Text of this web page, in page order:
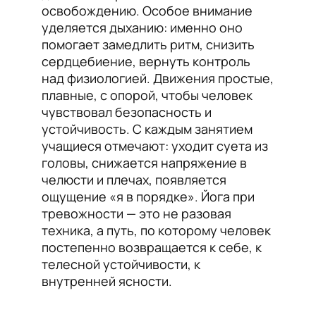
освобождению. Особое внимание
уделяется дыханию: именно оно
помогает замедлить ритм, снизить
сердцебиение, вернуть контроль
над физиологией. Движения простые,
плавные, с опорой, чтобы человек
чувствовал безопасность и
устойчивость. С каждым занятием
учащиеся отмечают: уходит суета из
головы, снижается напряжение в
челюсти и плечах, появляется
ощущение «я в порядке». Йога при
тревожности — это не разовая
техника, а путь, по которому человек
постепенно возвращается к себе, к
телесной устойчивости, к
внутренней ясности.